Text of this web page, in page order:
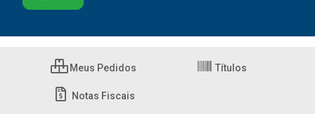
Meus Pedidos Títulos
Notas Fiscais